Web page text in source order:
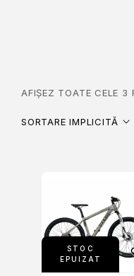
AFIȘEZ TOATE CELE 3
SORTARE IMPLICITĂ
STOC
EPUIZAT